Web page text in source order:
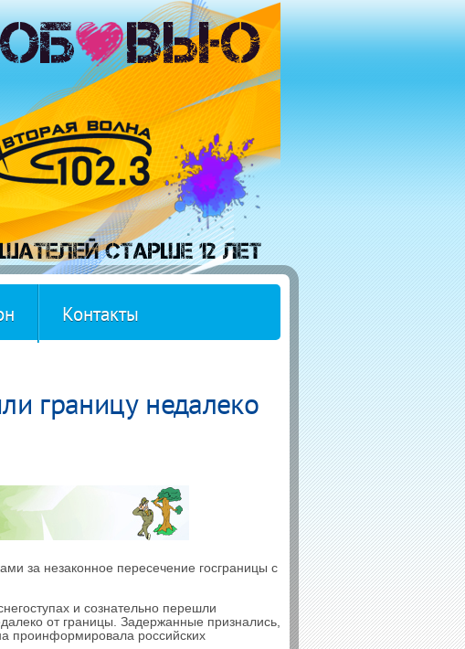
Контакты
границу недалеко
за незаконное пересечение госграницы с
и сознательно перешли
от границы. Задержанные признались,
проинформировала российских